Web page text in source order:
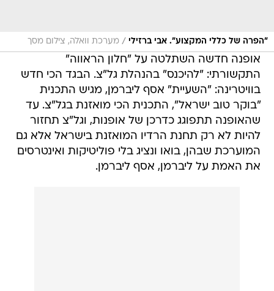
"הפרה של כללי המקצוע". אבי ברזילי / מערכת וואלה, צילום מסך
אופנה חדשה השתלטה על "חלון הראווה"
התקשורתי: "להיכנס" בהנהלת גל"צ. הבגד הכי חדש
בוויטרינה: "השעיית" אסף ליברמן, מגיש התכנית
"בוקר טוב ישראל", התכנית הכי מואזנת בגל"צ. עד
שהאופנה תתפוגג כדרכן של אופנות, וגל"צ תחזור
להיות לא רק תחנת הרדיו המואזנת בישראל אלא גם
המוערכת שבהן, בואו ונציג בלי פוליטיקות ואינטרסים
את האמת על ליברמן, אסף ליברמן.